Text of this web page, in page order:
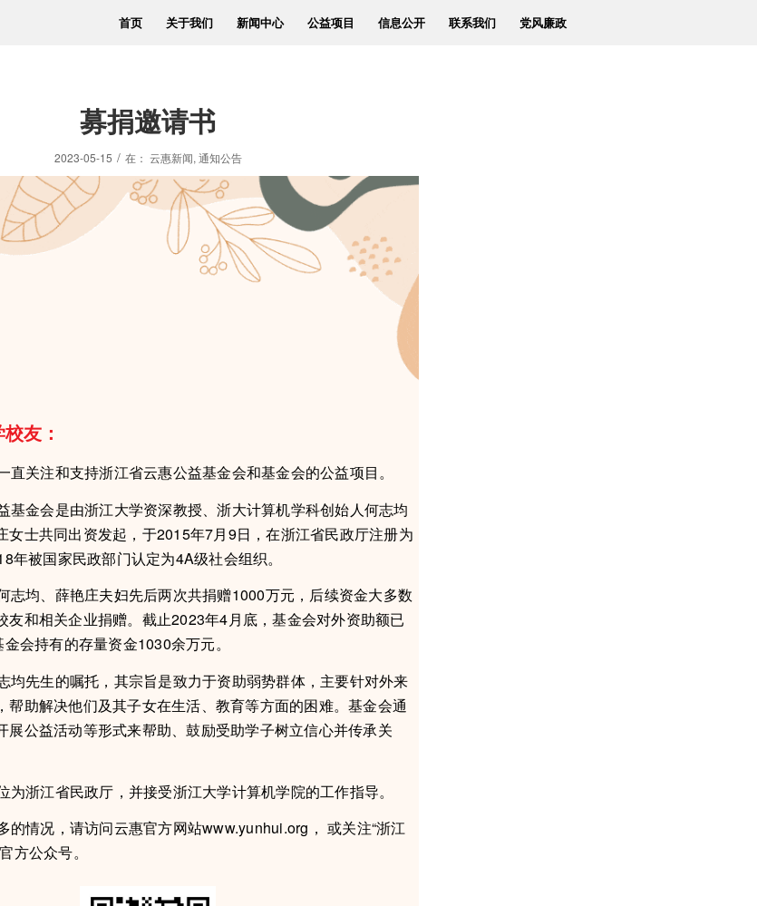
首页 关于我们 新闻中心 公益项目 信息公开 联系我们 党风廉政
募捐邀请书
2023-05-15 / 在： 云惠新闻, 通知公告
友：
关注和支持浙江省云惠公益基金会和基金会的公益项目。
金会是由浙江大学资深教授、浙大计算机学科创始人何志均
女士共同出资发起，于2015年7月9日，在浙江省民政厅注册为
年被国家民政部门认定为4A级社会组织。
均、薛艳庄夫妇先后两次共捐赠1000万元，后续资金大多数
友和相关企业捐赠。截止2023年4月底，基金会对外资助额已
会持有的存量资金1030余万元。
先生的嘱托，其宗旨是致力于资助弱势群体，主要针对外来
帮助解决他们及其子女在生活、教育等方面的困难。基金会通
展公益活动等形式来帮助、鼓励受助学子树立信心并传承关
浙江省民政厅，并接受浙江大学计算机学院的工作指导。
情况，请访问云惠官方网站www.yunhui.org， 或关注“浙江
方公众号。